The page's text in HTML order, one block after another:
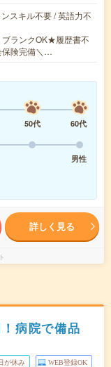
スキル不要 / 英語力不
ランクOK★履歴書不
保険完備＼…
50代
60代
男性
詳しく見る
病院で備品
が休み WEB登録OK